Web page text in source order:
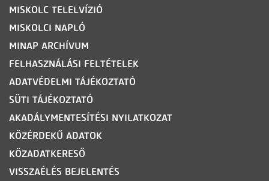
MISKOLC TELELVÍZIÓ
MISKOLCI NAPLÓ
MINAP ARCHÍVUM
FELHASZNÁLÁSI FELTÉTELEK
ADATVÉDELMI TÁJÉKOZTATÓ
SÜTI TÁJÉKOZTATÓ
AKADÁLYMENTESÍTÉSI NYILATKOZAT
KÖZÉRDEKŰ ADATOK
KÖZADATKERESŐ
VISSZAÉLÉS BEJELENTÉS